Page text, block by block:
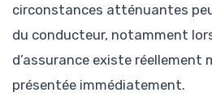
circonstances atténuantes
du conducteur, notamment
d’assurance existe réellement
présentée immédiatement.